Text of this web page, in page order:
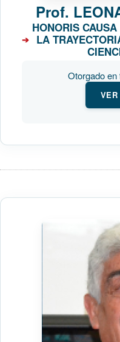
Prof.
HONORIS
LA
Otorgado en